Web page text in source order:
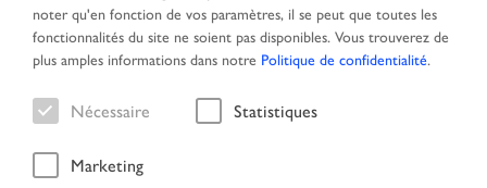
Véhicule
Page d'accueil
noter qu'en fonction de vos paramètres, il se peut que toutes les
fonctionnalités du site ne soient pas disponibles. Vous trouverez de
plus amples informations dans notre Politique de confidentialité.
Nécessaire Statistiques
Marketing